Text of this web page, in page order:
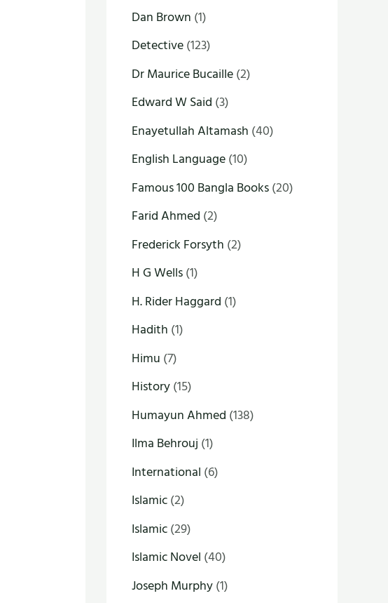
Dan Brown (1)
Detective(123)
Dr Maurice Bucaille(2)
Edward W Said (3)
Enayetullah Altamash (40)
English Language(10)
Famous 100 Bangla Books(20)
Farid Ahmed (2)
Frederick Forsyth (2)
H G Wells(1)
H. Rider Haggard (1)
Hadith (1)
Himu (7)
History(15)
Humayun Ahmed (138)
Ilma Behrouj (1)
International (6)
Islamic(2)
Islamic(29)
Islamic Novel (40)
Joseph Murphy(1)